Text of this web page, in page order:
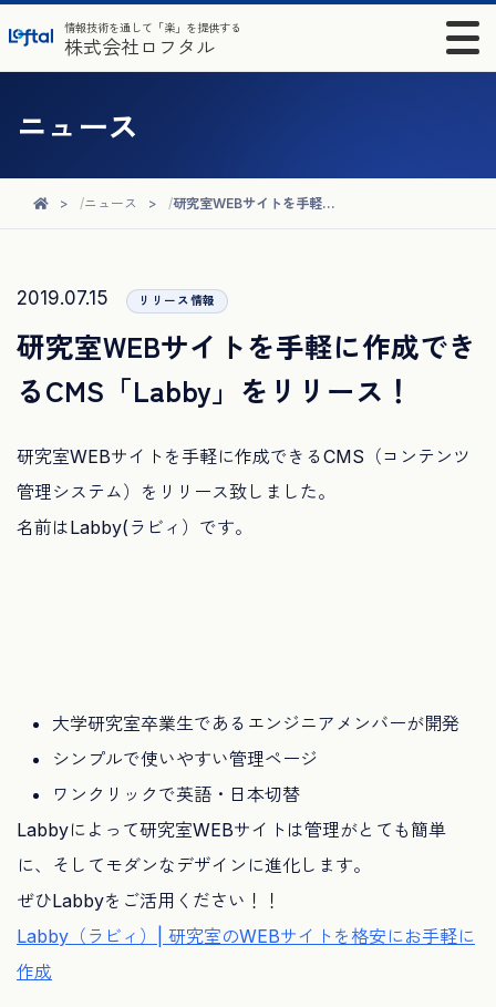
情報技術を通して「楽」を提供する
株式会社ロフタル
ニュース
ニュース 研究室WEBサイトを手軽に作成できるCMS「Labby」をリリース！
2019.07.15 リリース情報
研究室WEBサイトを手軽に作成でき
るCMS「Labby」をリリース！
研究室WEBサイトを手軽に作成できるCMS（コンテンツ
管理システム）をリリース致しました。
名前はLabby(ラビィ）です。
大学研究室卒業生であるエンジニアメンバーが開発
シンプルで使いやすい管理ページ
ワンクリックで英語・日本切替
Labbyによって研究室WEBサイトは管理がとても簡単
に、そしてモダンなデザインに進化します。
ぜひLabbyをご活用ください！！
Labby（ラビィ）| 研究室のWEBサイトを格安にお手軽に
作成